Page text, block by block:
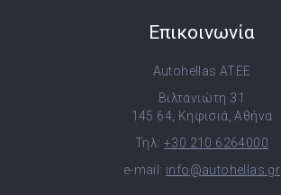
Επικοινωνία
Autohellas ATEE
Βιλτανιώτη 31
145 64, Κηφισιά, Αθήνα
Τηλ: +30 210 6264000
e-mail: info@autohellas.gr